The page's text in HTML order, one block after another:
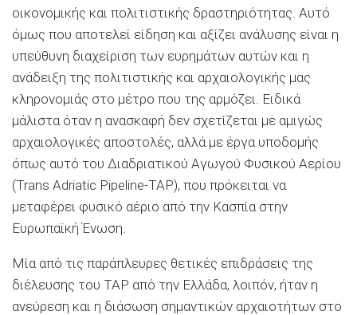
οικονομικής και πολιτιστικής δραστηριότητας. Αυτό
όμως που αποτελεί είδηση και αξίζει ανάλυσης είναι η
υπεύθυνη διαχείριση των ευρημάτων αυτών και η
ανάδειξη της πολιτιστικής και αρχαιολογικής μας
κληρονομιάς στο μέτρο που της αρμόζει. Ειδικά
μάλιστα όταν η ανασκαφή δεν σχετίζεται με αμιγώς
αρχαιολογικές αποστολές, αλλά με έργα υποδομής
όπως αυτό του Διαδριατικού Αγωγού Φυσικού Αερίου
(Trans Adriatic Pipeline-TAP), που πρόκειται να
μεταφέρει φυσικό αέριο από την Κασπία στην
Ευρωπαϊκή Ένωση.
Μία από τις παράπλευρες θετικές επιδράσεις της
διέλευσης του TAP από την Ελλάδα, λοιπόν, ήταν η
ανεύρεση και η διάσωση σημαντικών αρχαιοτήτων στο